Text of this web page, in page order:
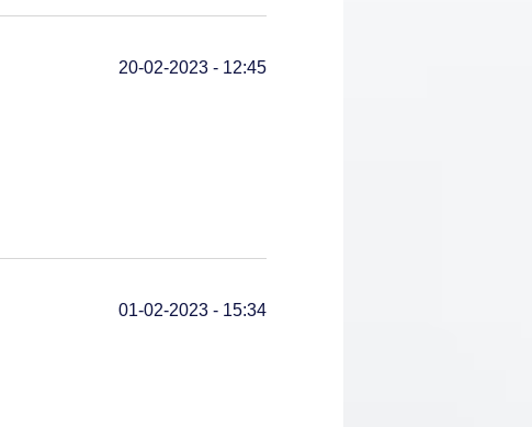
20-02-2023 - 12:45
01-02-2023 - 15:34